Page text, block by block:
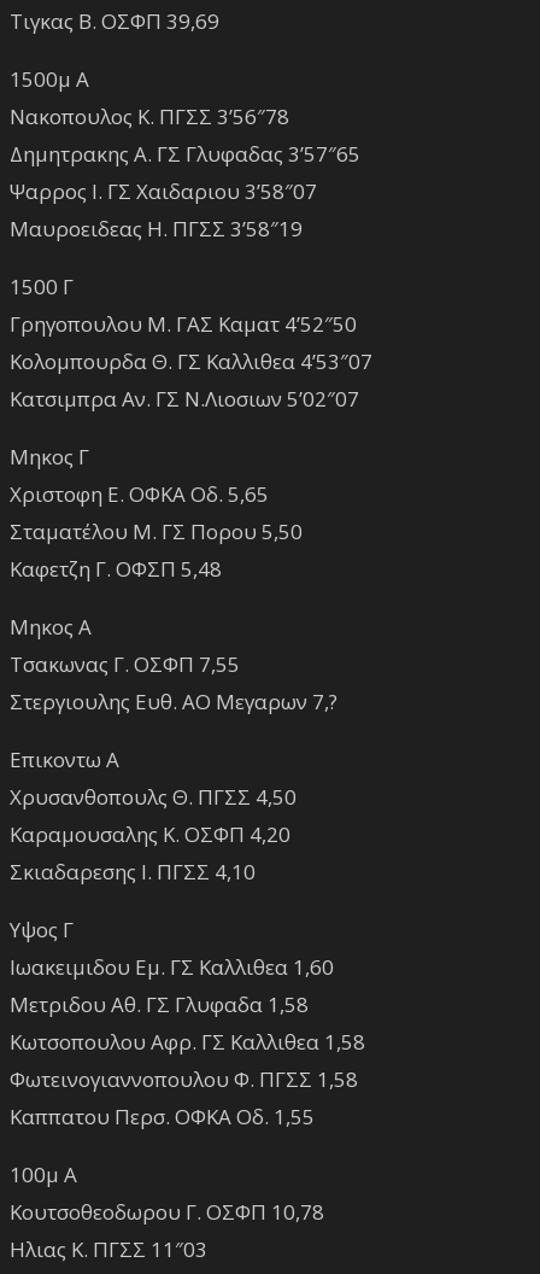
Τιγκας Β. ΟΣΦΠ 39,69
1500μ Α
Νακοπουλος Κ. ΠΓΣΣ 3’56″78
Δημητρακης Α. ΓΣ Γλυφαδας 3’57″65
Ψαρρος Ι. ΓΣ Χαιδαριου 3’58″07
Μαυροειδεας Η. ΠΓΣΣ 3’58″19
1500 Γ
Γρηγοπουλου Μ. ΓΑΣ Καματ 4’52″50
Κολομπουρδα Θ. ΓΣ Καλλιθεα 4’53″07
Κατσιμπρα Αν. ΓΣ Ν.Λιοσιων 5’02″07
Μηκος Γ
Χριστοφη Ε. ΟΦΚΑ Οδ. 5,65
Σταματέλου Μ. ΓΣ Πορου 5,50
Καφετζη Γ. ΟΦΣΠ 5,48
Μηκος Α
Τσακωνας Γ. ΟΣΦΠ 7,55
Στεργιουλης Ευθ. ΑΟ Μεγαρων 7,?
Επικοντω Α
Χρυσανθοπουλς Θ. ΠΓΣΣ 4,50
Καραμουσαλης Κ. ΟΣΦΠ 4,20
Σκιαδαρεσης Ι. ΠΓΣΣ 4,10
Υψος Γ
Ιωακειμιδου Εμ. ΓΣ Καλλιθεα 1,60
Μετριδου Αθ. ΓΣ Γλυφαδα 1,58
Κωτσοπουλου Αφρ. ΓΣ Καλλιθεα 1,58
Φωτεινογιαννοπουλου Φ. ΠΓΣΣ 1,58
Καππατου Περσ. ΟΦΚΑ Οδ. 1,55
100μ Α
Κουτσοθεοδωρου Γ. ΟΣΦΠ 10,78
Ηλιας Κ. ΠΓΣΣ 11″03